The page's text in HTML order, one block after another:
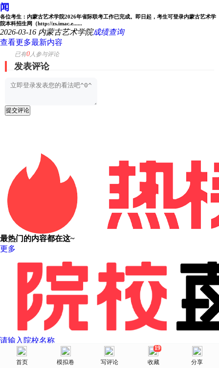
首页
美术网
选择省份 院校库 消息 我的
闻
各位考生：内蒙古艺术学院2026年省际联考工作已完成。即日起，考生可登录内蒙古艺术学
院本科招生网（http://zs.imac.e......
2026-03-16 内蒙古艺术学院成绩查询
查看更多最新内容
已有0人参与评论
发表评论
提交评论
最热门的内容都在这~
更多
请输入院校名称
首页 模拟卷 写评论
19
收藏 分享